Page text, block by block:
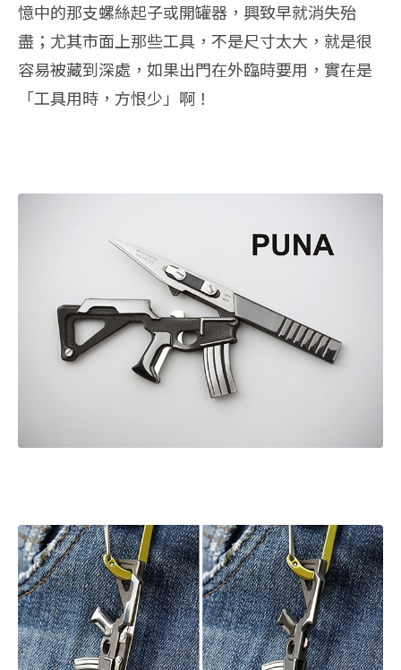
憶中的那支螺絲起子或開罐器，興致早就消失殆
盡；尤其市面上那些工具，不是尺寸太大，就是很
容易被藏到深處，如果出門在外臨時要用，實在是
「工具用時，方恨少」啊！